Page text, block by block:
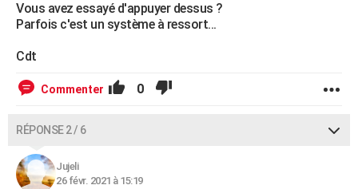
Vous avez essayé d'appuyer dessus ?
Parfois c'est un système à ressort...
Cdt
Commenter 0
RÉPONSE 2 / 6
Jujeli
26 févr. 2021 à 15:19